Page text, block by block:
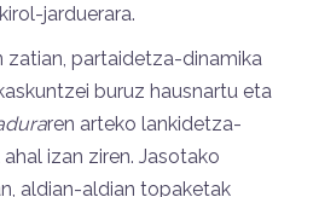
jarduerara.
zatian, partaidetza-dinamika
buruz hausnartu eta
ren arteko lankidetza-
izan ziren. Jasotako
aldian-aldian topaketak